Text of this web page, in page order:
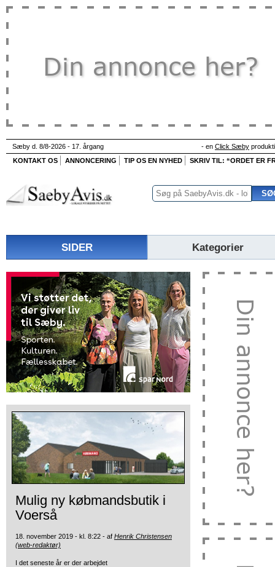
Sæby d. 8/8-2026 - 17. årgang - en Click Sæby
KONTAKT OS
ANNONCERING TIP OS EN NYHED SKRIV TIL: “ORDET ER
SIDER Kategorier
Mulig ny købmandsbutik i
Voerså
18. november 2019 - kl. 8:22 - af Henrik Christensen
(web-redaktør)
I det seneste år er der arbejdet